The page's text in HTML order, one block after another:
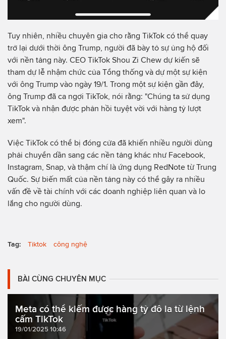
Tuy nhiên, nhiều chuyên gia cho rằng TikTok có thể quay
trở lại dưới thời ông Trump, người đã bày tỏ sự ủng hộ đối
với nền tảng này. CEO TikTok Shou Zi Chew dự kiến sẽ
tham dự lễ nhậm chức của Tổng thống và dự một sự kiện
với ông Trump vào ngày 19/1. Trong một sự kiện gần đây,
ông Trump đã ca ngợi TikTok, nói rằng: "Chúng ta sử dụng
TikTok và nhận được phản hồi tuyệt vời với hàng tỷ lượt
xem".
Việc TikTok có thể bị đóng cửa đã khiến nhiều người dùng
phải chuyển dần sang các nền tảng khác như Facebook,
Instagram, Snap, và thậm chí là ứng dụng RedNote từ Trung
Quốc. Sự biến mất của nền tảng này có thể gây ra nhiều
vấn đề về tài chính với các doanh nghiệp liên quan và lo
lắng cho người dùng.
Tag: Tiktok công nghệ
BÀI CÙNG CHUYÊN MỤC
Meta có thể kiếm được hàng tỷ đô la từ lệnh
cấm TikTok
19/01/2025 10:46